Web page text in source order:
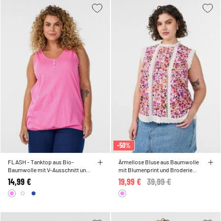
FLASH - Tanktop aus Bio-
Baumwolle mit V-Ausschnitt und
Knöpfen
14,99 €
-50%
Ärmellose Bluse aus Baumwolle
mit Blumenprint und Broderie
Anglaise
Price reduced from
39,99 €
19,99 €